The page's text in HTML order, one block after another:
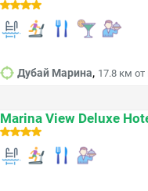
Дубай Марина, 17.8 км от
Marina View Deluxe